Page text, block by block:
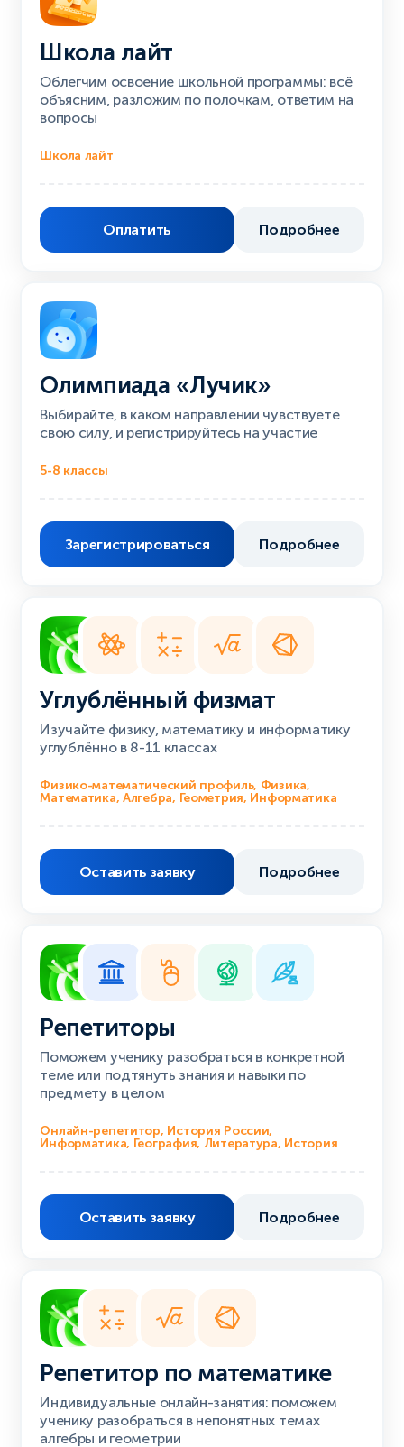
Школа лайт
Облегчим освоение школьной программы: всё
объясним, разложим по полочкам, ответим на
вопросы
Школа лайт
Оплатить Подробнее
Олимпиада «Лучик»
Выбирайте, в каком направлении чувствуете
свою силу, и регистрируйтесь на участие
5-8 классы
Зарегистрироваться Подробнее
Углублённый физмат
Изучайте физику, математику и информатику
углублённо в 8-11 классах
Физико-математический профиль, Физика,
Математика, Алгебра, Геометрия, Информатика
Оставить заявку Подробнее
Репетиторы
Поможем ученику разобраться в конкретной
теме или подтянуть знания и навыки по
предмету в целом
Онлайн-репетитор, История России,
Информатика, География, Литература, История
Оставить заявку Подробнее
Репетитор по математике
Индивидуальные онлайн-занятия: поможем
ученику разобраться в непонятных темах
алгебры и геометрии